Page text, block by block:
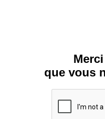
que vous